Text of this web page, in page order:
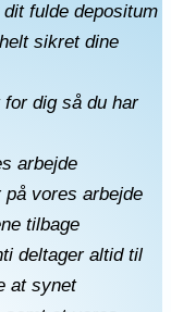
fulde depositum
sikret dine
dig så du har
arbejde
vores arbejde
tilbage
deltager altid til
at synet